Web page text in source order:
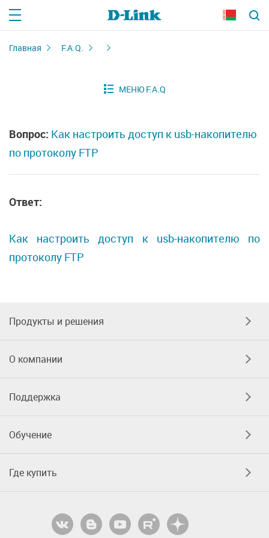
Главная F.A.Q.
Вопрос: Как настроить доступ к usb-накопителю
по протоколу FTP
Ответ:
Как настроить доступ к usb-накопителю по
протоколу FTP
Продукты и решения
О компании
Поддержка
Обучение
Где купить